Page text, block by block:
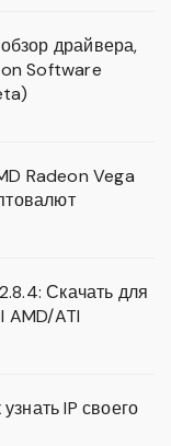
драйвера,
Software
Radeon Vega
Скачать для
AMD/ATI
IP своего